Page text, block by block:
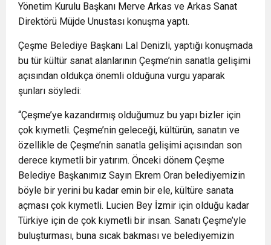
Yönetim Kurulu Başkanı Merve Arkas ve Arkas Sanat
Direktörü Müjde Unustası konuşma yaptı.
Çeşme Belediye Başkanı Lal Denizli, yaptığı konuşmada
bu tür kültür sanat alanlarının Çeşme’nin sanatla gelişimi
açısından oldukça önemli olduğuna vurgu yaparak
şunları söyledi:
“Çeşme’ye kazandırmış olduğumuz bu yapı bizler için
çok kıymetli. Çeşme’nin geleceği, kültürün, sanatın ve
özellikle de Çeşme’nin sanatla gelişimi açısından son
derece kıymetli bir yatırım. Önceki dönem Çeşme
Belediye Başkanımız Sayın Ekrem Oran belediyemizin
böyle bir yerini bu kadar emin bir ele, kültüre sanata
açması çok kıymetli. Lucien Bey İzmir için olduğu kadar
Türkiye için de çok kıymetli bir insan. Sanatı Çeşme’yle
buluşturması, buna sıcak bakması ve belediyemizin